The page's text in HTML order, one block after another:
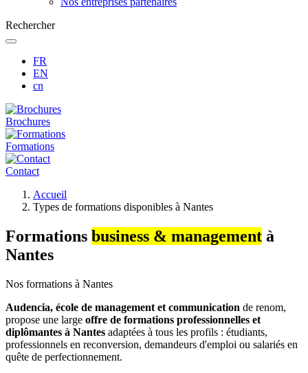
Rechercher
FR
EN
cn
Brochures
Formations
Contact
d'Ariane
Accueil
Types de formations disponibles à Nantes
Formations business & management à
Nantes
Nos formations à Nantes
Audencia, école de management et communication de renom,
propose une large offre de formations professionnelles et
diplômantes à Nantes adaptées à tous les profils : étudiants,
professionnels en reconversion, demandeurs d'emploi ou salariés en
quête de perfectionnement.